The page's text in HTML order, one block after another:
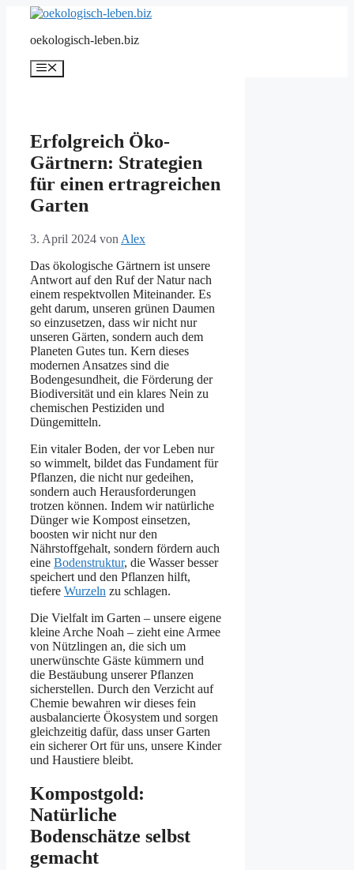
springenoekologisch-leben.biz
Menü
Erfolgreich Öko-
Gärtnern: Strategien
für einen ertragreichen
Garten
3. April 2024 von Alex
Das ökologische Gärtnern ist unsere
Antwort auf den Ruf der Natur nach
einem respektvollen Miteinander. Es
geht darum, unseren grünen Daumen
so einzusetzen, dass wir nicht nur
unseren Gärten, sondern auch dem
Planeten Gutes tun. Kern dieses
modernen Ansatzes sind die
Bodengesundheit, die Förderung der
Biodiversität und ein klares Nein zu
chemischen Pestiziden und
Düngemitteln.
Ein vitaler Boden, der vor Leben nur
so wimmelt, bildet das Fundament für
Pflanzen, die nicht nur gedeihen,
sondern auch Herausforderungen
trotzen können. Indem wir natürliche
Dünger wie Kompost einsetzen,
boosten wir nicht nur den
Nährstoffgehalt, sondern fördern auch
eine Bodenstruktur, die Wasser besser
speichert und den Pflanzen hilft,
tiefere Wurzeln zu schlagen.
Die Vielfalt im Garten – unsere eigene
kleine Arche Noah – zieht eine Armee
von Nützlingen an, die sich um
unerwünschte Gäste kümmern und
die Bestäubung unserer Pflanzen
sicherstellen. Durch den Verzicht auf
Chemie bewahren wir dieses fein
ausbalancierte Ökosystem und sorgen
gleichzeitig dafür, dass unser Garten
ein sicherer Ort für uns, unsere Kinder
und Haustiere bleibt.
Kompostgold:
Natürliche
Bodenschätze selbst
gemacht